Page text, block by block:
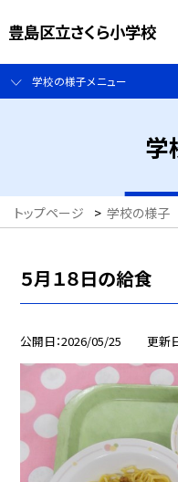
豊島区立さくら小学校
学校の様子メニュー
学
トップページ > 学校の様子
５月１８日の給食
公開日 2026/05/25 更新